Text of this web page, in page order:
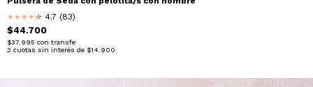
★★★★★
★ 4.7 (83)
$44.700
$37.995 con transfe
3 cuotas sin interés de $14.900